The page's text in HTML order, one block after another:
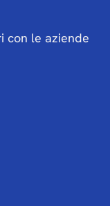
con le aziende